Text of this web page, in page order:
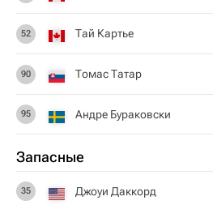
52 Тай Картье
90 Томас Татар
95 Андре Бураковски
Запасные
35 Джоуи Даккорд